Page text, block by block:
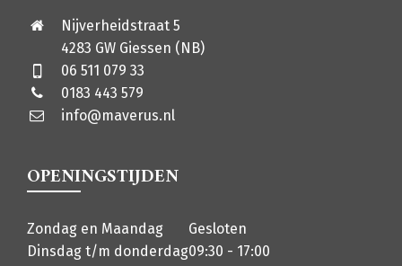
Nijverheidstraat 5
4283 GW Giessen (NB)
06 511 079 33
0183 443 579
info@maverus.nl
OPENINGSTIJDEN
Zondag en Maandag
Gesloten
Dinsdag t/m donderdag09:30 - 17:00